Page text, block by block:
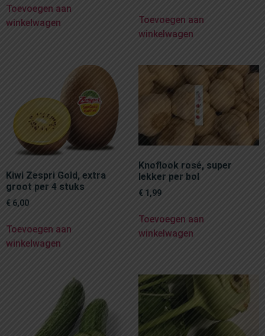
Toevoegen aan
winkelwagen
Toevoegen aan
winkelwagen
Kiwi Zespri Gold, extra
groot per 4 stuks
€ 6,00
Toevoegen aan
winkelwagen
Knoflook rosé, super
lekker per bol
€ 1,99
Toevoegen aan
winkelwagen